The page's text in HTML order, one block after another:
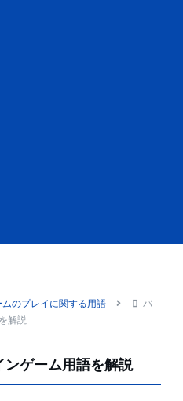
のプレイに関する用語
バ
解説
ンゲーム用語を解説